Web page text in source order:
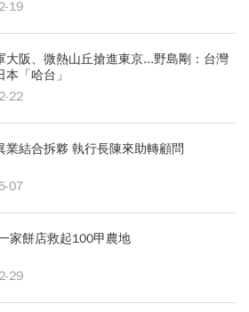
19
大阪、微熱山丘搶進東京...野島剛：台灣
「哈台」
22
業結合拆夥 執行長陳來助轉顧問
07
家餅店救起100甲農地
29